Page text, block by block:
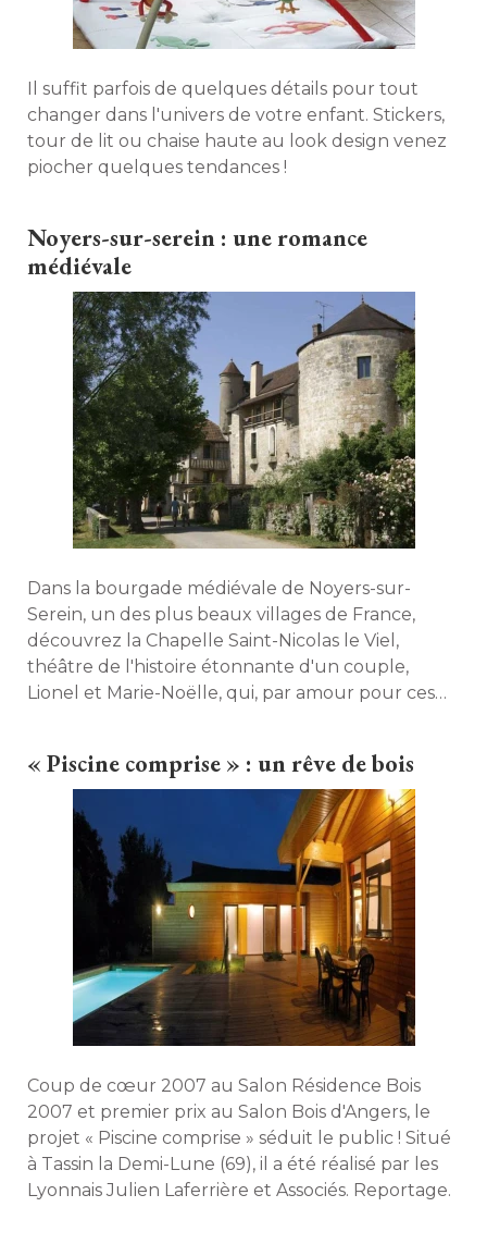
Il suffit parfois de quelques détails pour tout
changer dans l'univers de votre enfant. Stickers,
tour de lit ou chaise haute au look design venez
piocher quelques tendances !
Noyers-sur-serein : une romance
médiévale
Dans la bourgade médiévale de Noyers-sur-
Serein, un des plus beaux villages de France,
découvrez la Chapelle Saint-Nicolas le Viel,
théâtre de l'histoire étonnante d'un couple,
Lionel et Marie-Noëlle, qui, par amour pour ces
« Piscine comprise » : un rêve de bois
Coup de cœur 2007 au Salon Résidence Bois
2007 et premier prix au Salon Bois d'Angers, le
projet « Piscine comprise » séduit le public ! Situé
à Tassin la Demi-Lune (69), il a été réalisé par les
Lyonnais Julien Laferrière et Associés. Reportage.